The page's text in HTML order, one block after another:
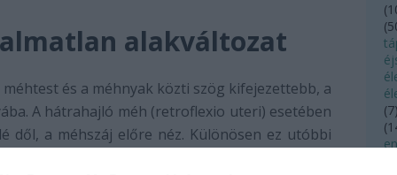
alakváltozat
és a méhnyak közti szög kifejezettebb, a
A hátrahajló méh (retroflexio uteri) esetében
dől, a méhszáj előre néz. Különösen ez utóbbi
a nők negyedénél előfordul. Alkati, öröklött
(
(
(7)
(